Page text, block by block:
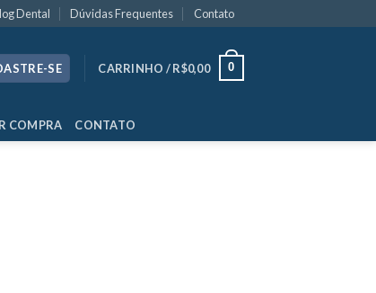
Dental Dúvidas Frequentes Contato
SE CARRINHO /R$0,00 0
COMPRA CONTATO